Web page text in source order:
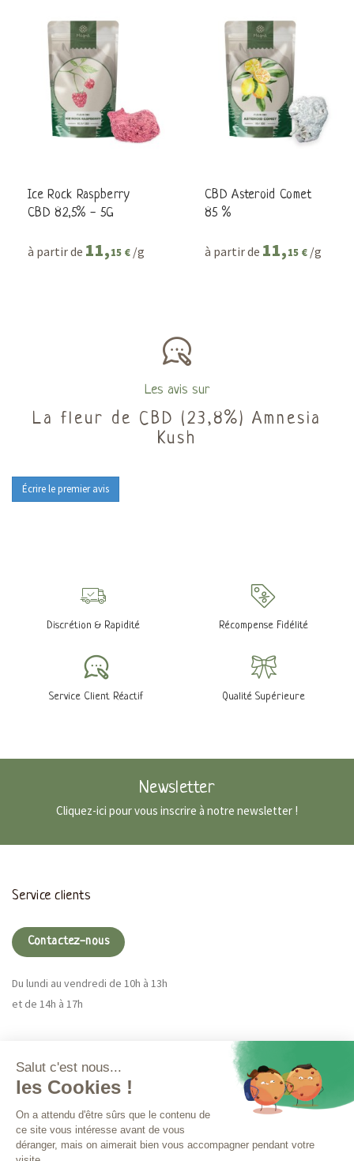
Ice Rock Raspberry
CBD 82,5% - 5G
à partir de 11,15 € /g
CBD Asteroid Comet
85 %
à partir de 11,15 € /g
Les avis sur
La fleur de CBD (23,8%) Amnesia
Kush
Écrire le premier avis
Discrétion & Rapidité Récompense Fidélité
Service Client Réactif Qualité Supérieure
Newsletter
Cliquez-ici pour vous inscrire à notre newsletter !
Service clients
Contactez-nous
Du lundi au vendredi de 10h à 13h
et de 14h à 17h
Plus d'infos
Commandes